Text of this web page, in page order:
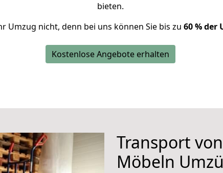
bieten.
Umzug nicht, denn bei uns können Sie bis zu 60 % der
Kostenlose Angebote erhalten
Transport
Möbeln